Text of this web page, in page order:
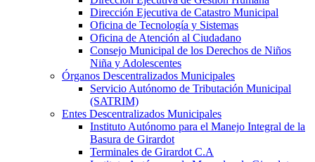
Dirección Ejecutiva de Catastro Municipal
Oficina de Tecnología y Sistemas
Oficina de Atención al Ciudadano
Consejo Municipal de los Derechos de Niños
Niña y Adolescentes
Órganos Descentralizados Municipales
Servicio Autónomo de Tributación Municipal
(SATRIM)
Entes Descentralizados Municipales
Instituto Autónomo para el Manejo Integral de la
Basura de Girardot
Terminales de Girardot C.A